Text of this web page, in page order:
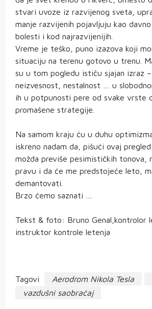
stvari uvoze iz razvijenog sveta,
manje razvijenih pojavljuju kao
bolesti i kod najrazvijenijih.
Vreme je teško, puno izazova koji
situaciju na terenu gotovo u trenu.
su u tom pogledu ističu sjajan izraz
neizvesnost, nestalnost … u
ih u potpunosti pere od svake vrste
promašene strategije.
Na samom kraju ću u duhu
iskreno nadam da, pišući ovaj
možda previše pesimističkih tonova,
pravu i da će me predstojeće leto,
demantovati.
Brzo ćemo saznati …
Tekst & foto: Bruno Genal,kontrolor
instruktor kontrole letenja
Tagovi Aerodrom Nikola Tesla
vazdušni saobraćaj